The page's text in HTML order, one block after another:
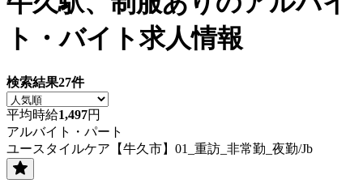
ト・バイト求人情報
検索結果27件
平均時給1,497円
アルバイト・パート
ユースタイルケア【牛久市】01_重訪_非常勤_夜勤/Jb